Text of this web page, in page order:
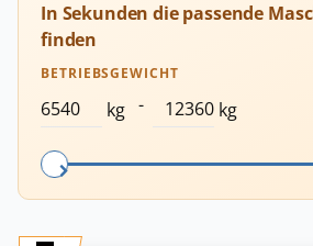
In Sekunden die passende
finden
BETRIEBSGEWICHT
kg - kg